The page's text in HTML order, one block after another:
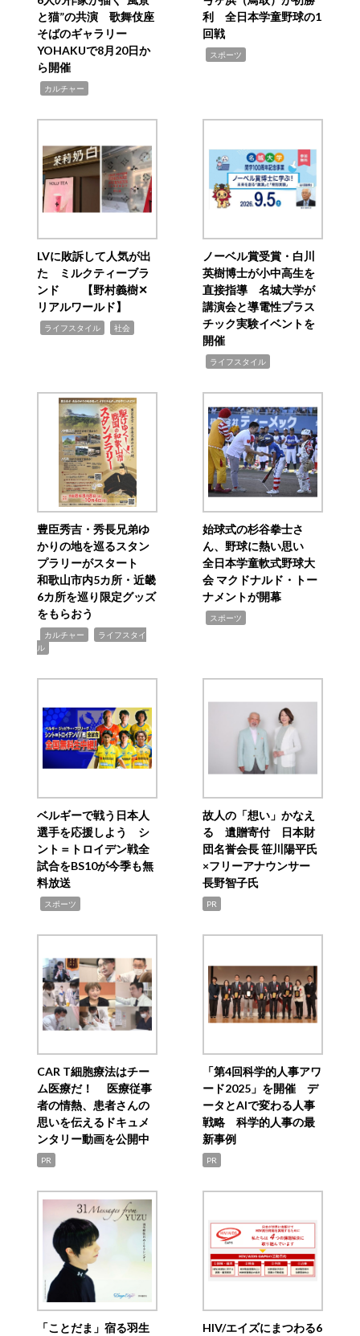
と猫”の共演 歌舞伎座
そばのギャラリー
YOHAKUで8月20日か
ら開催
カルチャー
利 全日本学童野球の1
回戦
スポーツ
LVに敗訴して人気が出
た ミルクティーブラ
ンド 【野村義樹✕
リアルワールド】
ライフスタイル 社会
ノーベル賞受賞・白川
英樹博士が小中高生を
直接指導 名城大学が
講演会と導電性プラス
チック実験イベントを
開催
ライフスタイル
豊臣秀吉・秀長兄弟ゆ
かりの地を巡るスタン
プラリーがスタート
和歌山市内5カ所・近畿
6カ所を巡り限定グッズ
をもらおう
カルチャー
ライフスタイ
ル
始球式の杉谷拳士さ
ん、野球に熱い思い
全日本学童軟式野球大
会 マクドナルド・トー
ナメントが開幕
スポーツ
ベルギーで戦う日本人
選手を応援しよう シ
ント＝トロイデン戦全
試合をBS10が今季も無
料放送
スポーツ
故人の「想い」かなえ
る 遺贈寄付 日本財
団名誉会長 笹川陽平氏
×フリーアナウンサー
長野智子氏
PR
CAR T細胞療法はチー
ム医療だ！ 医療従事
者の情熱、患者さんの
思いを伝えるドキュメ
ンタリー動画を公開中
PR
「第4回科学的人事アワ
ード2025」を開催 デ
ータとAIで変わる人事
戦略 科学的人事の最
新事例
PR
「ことだま」宿る羽生
HIV/エイズにまつわる6